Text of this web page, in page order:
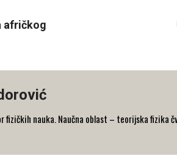
afričkog
nauka. Naučna oblast – teorijska fizika